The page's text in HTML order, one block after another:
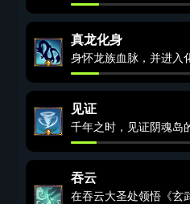
真龙化身
身怀龙族血脉，并进入
见证
千年之时，见证阴魂岛
吞云
在吞云大圣处领悟《玄